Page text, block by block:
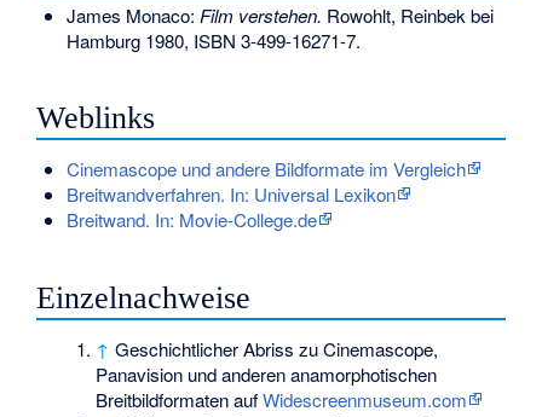
James Monaco: Film verstehen. Rowohlt, Reinbek bei
Hamburg 1980, ISBN 3-499-16271-7.
Weblinks
Cinemascope und andere Bildformate im Vergleich
Breitwandverfahren. In: Universal Lexikon
Breitwand. In: Movie-College.de
Einzelnachweise
↑ Geschichtlicher Abriss zu Cinemascope,
Panavision und anderen anamorphotischen
Breitbildformaten aufWidescreenmuseum.com